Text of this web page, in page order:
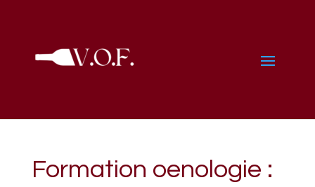
Formation oenologie :